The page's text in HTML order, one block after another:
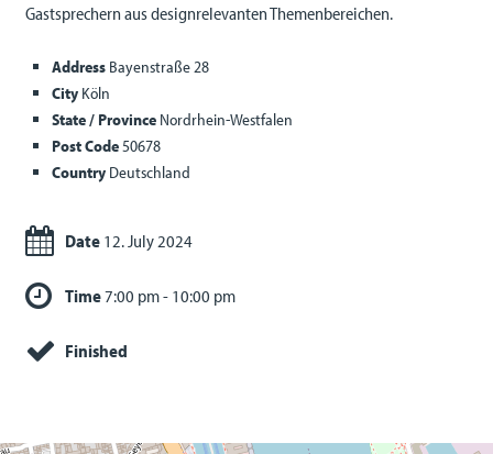
Gastsprechern aus designrelevanten Themenbereichen.
AddressBayenstraße 28
CityKöln
State / ProvinceNordrhein-Westfalen
Post Code50678
CountryDeutschland
Date12. July 2024
Time7:00 pm - 10:00 pm
Finished